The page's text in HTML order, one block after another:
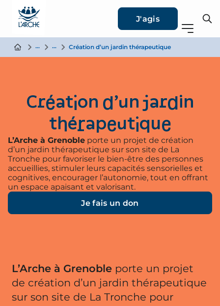
J'agis
Nous soutenir
Projets a financer
Création d’un jardin thérapeutique
Création d’un jardin
thérapeutique
L’Arche à Grenoble porte un projet de création
d’un jardin thérapeutique sur son site de La
Tronche pour favoriser le bien-être des personnes
accueillies, stimuler leurs capacités sensorielles et
cognitives, encourager l’autonomie, tout en offrant
un espace apaisant et valorisant.
Je fais un don
L’Arche à Grenoble porte un projet
de création d’un jardin thérapeutique
sur son site de La Tronche pour